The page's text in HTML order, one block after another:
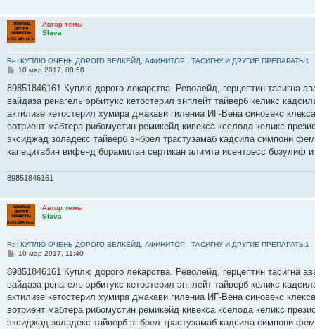
Автор темы
Slava
Re: КУПЛЮ ОЧЕНЬ ДОРОГО ВЕЛКЕЙД, АФИНИТОР , ТАСИГНУ И ДРУГИЕ ПРЕПАРАТЫ1
С
о
щ
е
и
е
10 мар 2017, 08:58
89851846161 Куплю дорого лекарства. Револейд, герцептин тасигна
вайдаза ренагель эрбитукс кетостерил энплейт тайверб келикс
актилизе кетостерил хумира джакави гилениа ИГ-Вена синовекс
вотриент мабтера рибомустин ремикейд кивекса кселода келикс
эксиджад золадекс тайверб энбрел трастузамаб кадсила симпони
капецитабин вифенд борамилан сертикан алимта исентресс бозулиф
89851846161
Автор темы
Slava
Re: КУПЛЮ ОЧЕНЬ ДОРОГО ВЕЛКЕЙД, АФИНИТОР , ТАСИГНУ И ДРУГИЕ ПРЕПАРАТЫ1
С
о
щ
е
и
е
10 мар 2017, 11:40
89851846161 Куплю дорого лекарства. Револейд, герцептин тасигна
вайдаза ренагель эрбитукс кетостерил энплейт тайверб келикс
актилизе кетостерил хумира джакави гилениа ИГ-Вена синовекс
вотриент мабтера рибомустин ремикейд кивекса кселода келикс
эксиджад золадекс тайверб энбрел трастузамаб кадсила симпони